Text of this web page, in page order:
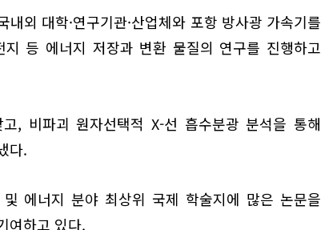
외 대학·연구기관·산업체와 포항 방사광 가속기를
등 에너지 저장과 변환 물질의 연구를 진행하고
, 비파괴 원자선택적 X-선 흡수분광 분석을 통해
다.
에너지 분야 최상위 국제 학술지에 많은 논문을
여하고 있다.